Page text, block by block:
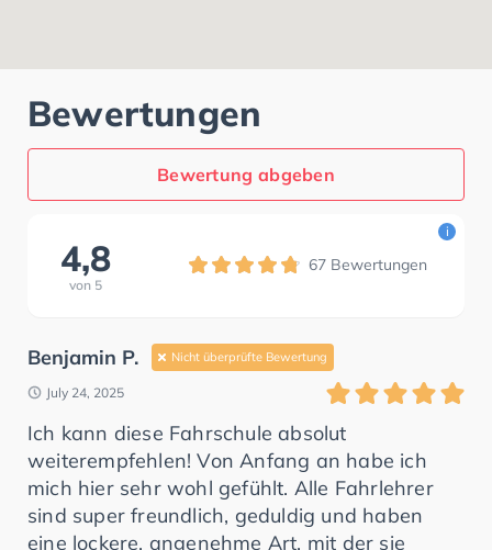
Bewertungen
Bewertung abgeben
4,8
von 5
67 Bewertungen
i
Benjamin P. Nicht überprüfte Bewertung
July 24, 2025
Ich kann diese Fahrschule absolut
weiterempfehlen! Von Anfang an habe ich
mich hier sehr wohl gefühlt. Alle Fahrlehrer
sind super freundlich, geduldig und haben
eine lockere, angenehme Art, mit der sie